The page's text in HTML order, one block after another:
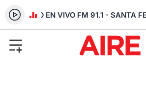
RADIO EN VIVO FM 91.1 - SANTA FE